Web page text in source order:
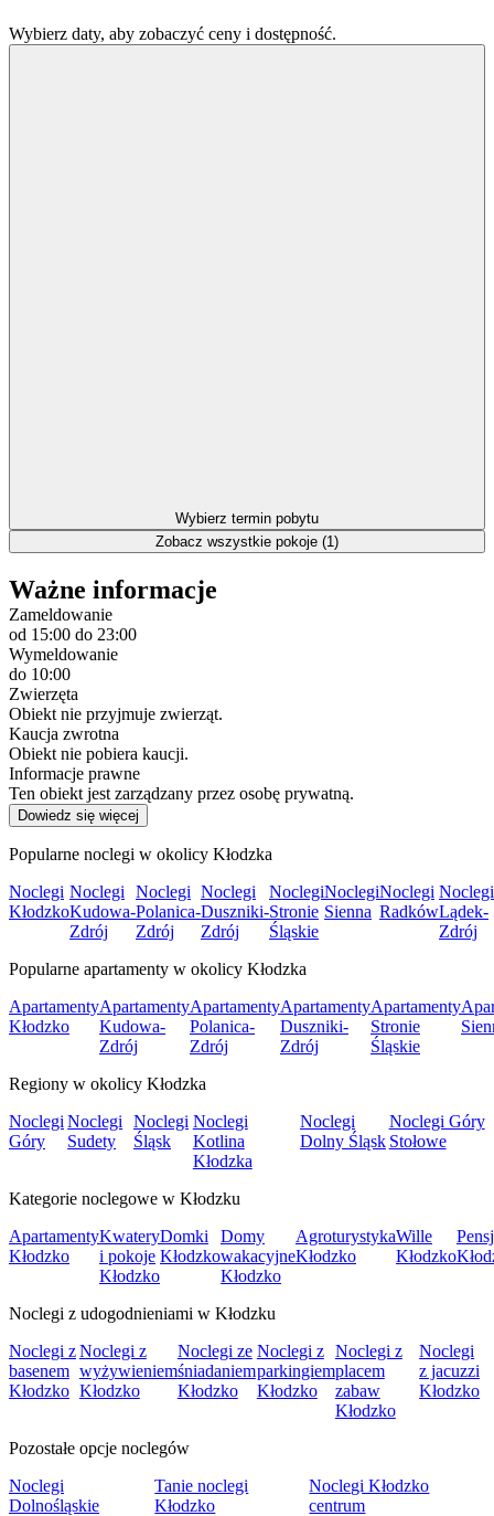
Wybierz daty, aby zobaczyć ceny i dostępność.
Wybierz termin pobytu
Zobacz wszystkie pokoje (1)
Ważne informacje
Zameldowanie
od 15:00 do 23:00
Wymeldowanie
do 10:00
Zwierzęta
Obiekt nie przyjmuje zwierząt.
Kaucja zwrotna
Obiekt nie pobiera kaucji.
Informacje prawne
Ten obiekt jest zarządzany przez osobę prywatną.
Dowiedz się więcej
Popularne noclegi w okolicy Kłodzka
Noclegi
Kłodzko
Noclegi
Kudowa-
Zdrój
Noclegi
Polanica-
Zdrój
Noclegi
Duszniki-
Zdrój
Noclegi
Stronie
Śląskie
Noclegi
Sienna
Noclegi
Radków
Noclegi
Lądek-
Zdrój
Popularne apartamenty w okolicy Kłodzka
Apartamenty
Kłodzko
Apartamenty
Kudowa-
Zdrój
Apartamenty
Polanica-
Zdrój
Apartamenty
Duszniki-
Zdrój
Apartamenty
Stronie
Śląskie
Regiony w okolicy Kłodzka
Noclegi
Góry
Noclegi
Sudety
Noclegi
Śląsk
Noclegi
Kotlina
Kłodzka
Noclegi
Dolny Śląsk
Noclegi Góry
Stołowe
Kategorie noclegowe w Kłodzku
Apartamenty
Kłodzko
Kwatery
i pokoje
Kłodzko
Domki
Kłodzko
Domy
wakacyjne
Kłodzko
Agroturystyka
Kłodzko
Wille
Kłodzko
Noclegi z udogodnieniami w Kłodzku
Noclegi z
basenem
Kłodzko
Noclegi z
wyżywieniem
Kłodzko
Noclegi ze
śniadaniem
Kłodzko
Noclegi z
parkingiem
Kłodzko
Noclegi z
placem
zabaw
Kłodzko
Noclegi
z jacuzzi
Kłodzko
Pozostałe opcje noclegów
Noclegi
Dolnośląskie
Tanie noclegi
Kłodzko
Noclegi Kłodzko
centrum